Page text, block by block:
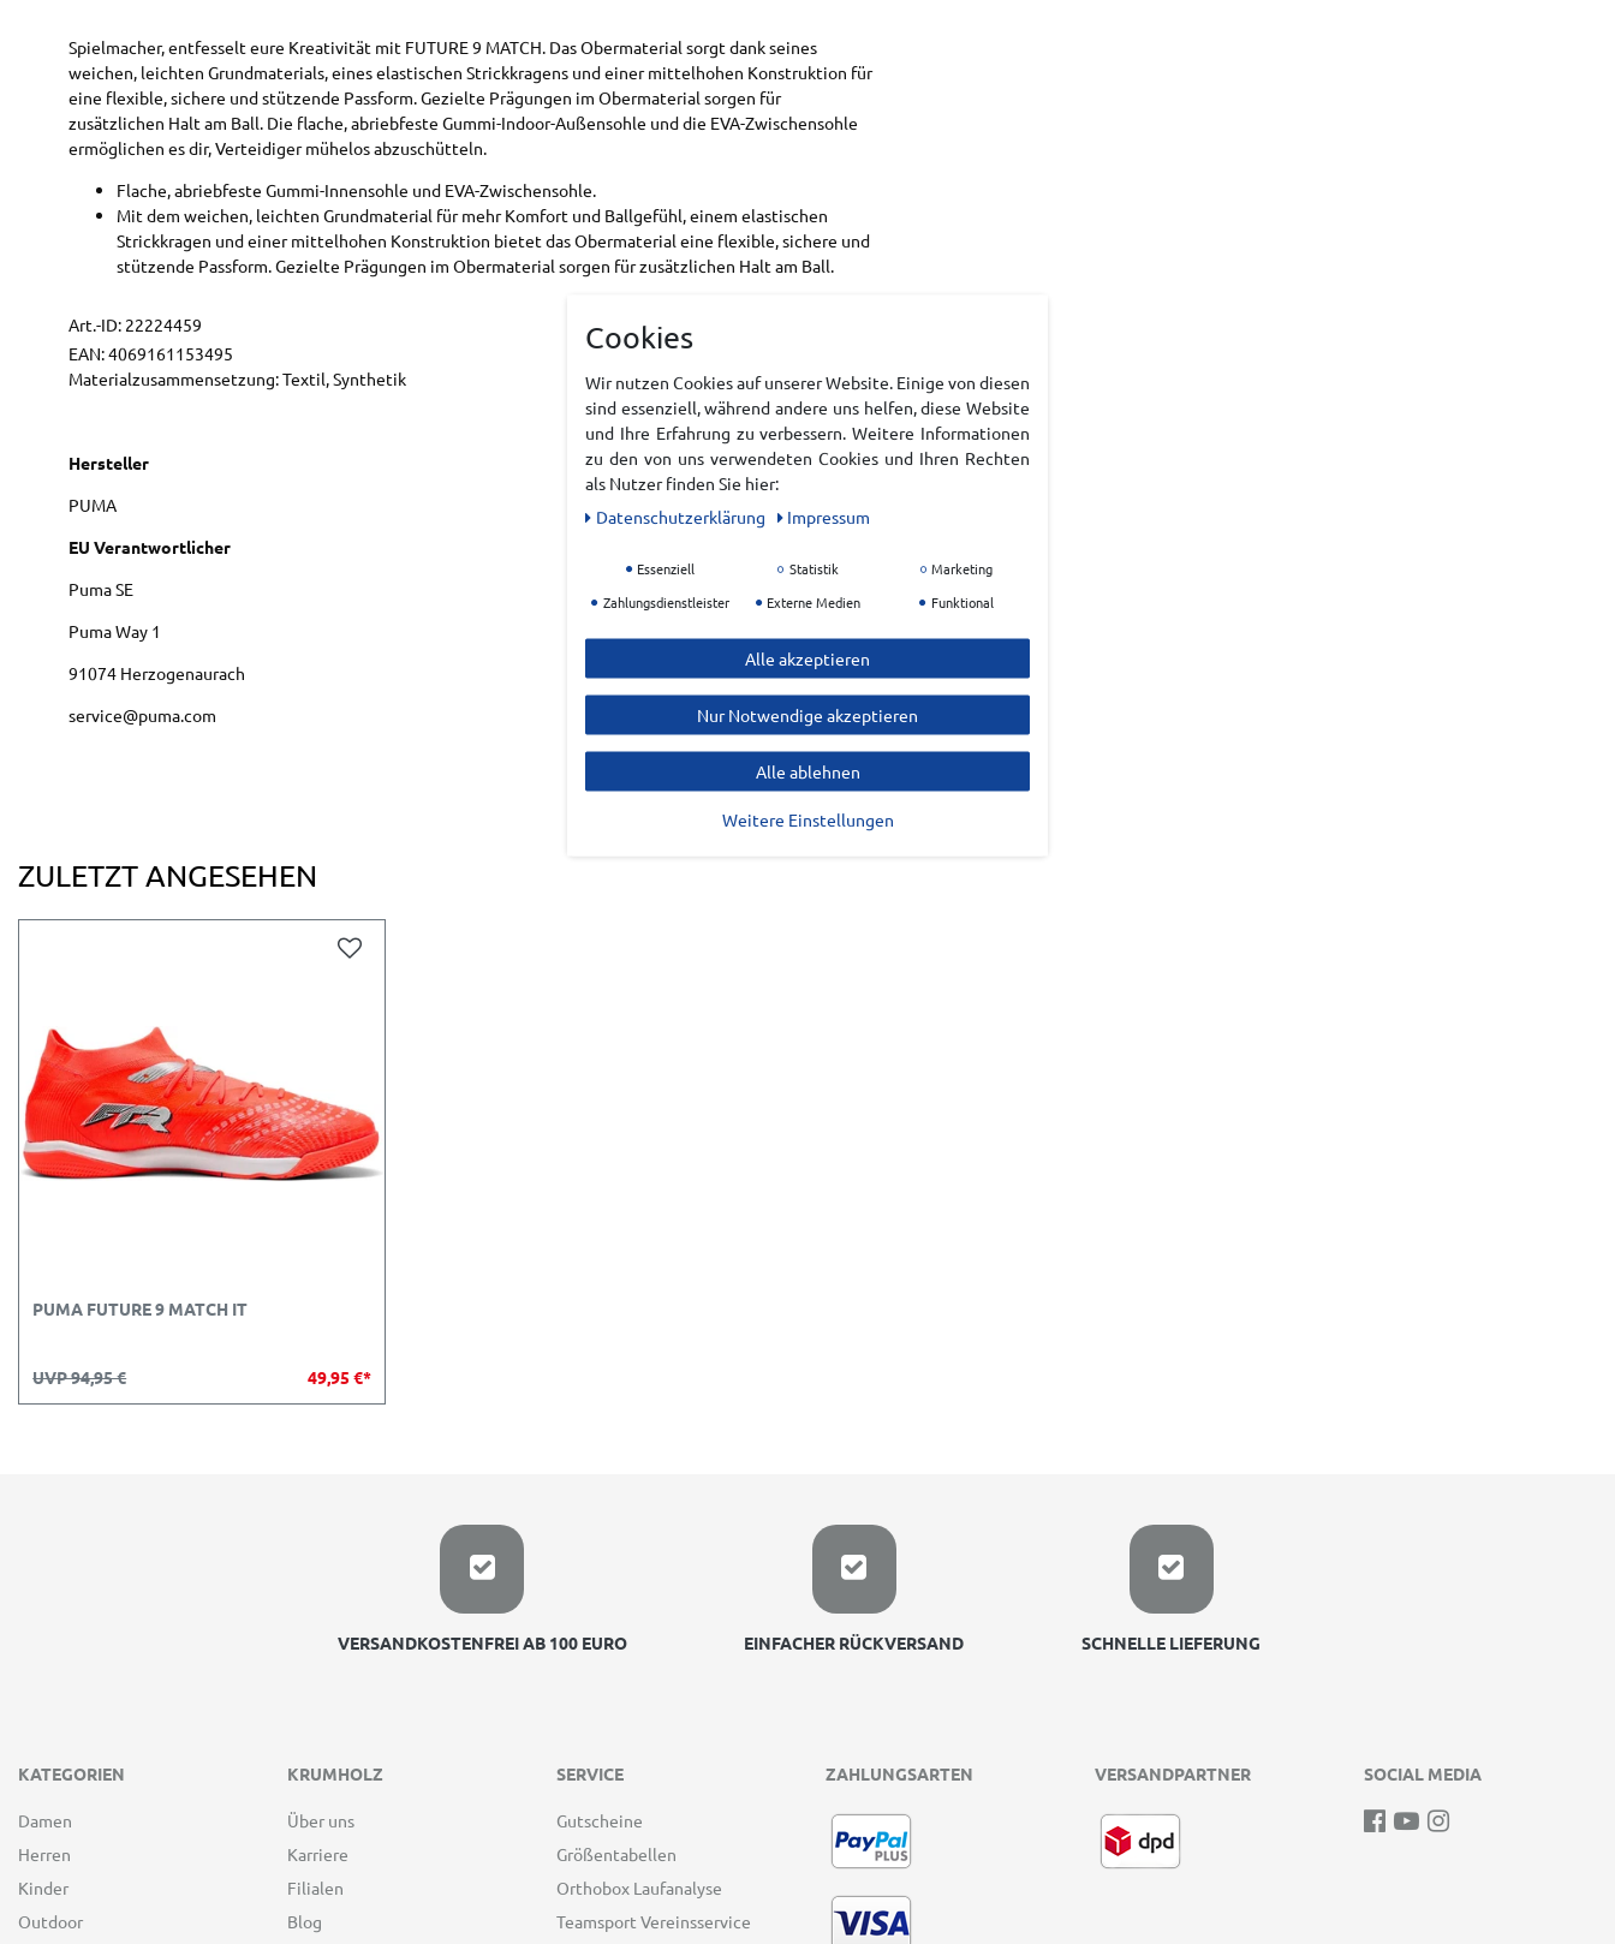
Spielmacher, entfesselt eure Kreativität mit FUTURE 9 MATCH. Das Obermaterial sorgt dank seines
weichen, leichten Grundmaterials, eines elastischen Strickkragens und einer mittelhohen Konstruktion für
eine flexible, sichere und stützende Passform. Gezielte Prägungen im Obermaterial sorgen für
zusätzlichen Halt am Ball. Die flache, abriebfeste Gummi-Indoor-Außensohle und die EVA-Zwischensohle
ermöglichen es dir, Verteidiger mühelos abzuschütteln.
Flache, abriebfeste Gummi-Innensohle und EVA-Zwischensohle.
Mit dem weichen, leichten Grundmaterial für mehr Komfort und Ballgefühl, einem elastischen
Strickkragen und einer mittelhohen Konstruktion bietet das Obermaterial eine flexible, sichere und
stützende Passform. Gezielte Prägungen im Obermaterial sorgen für zusätzlichen Halt am Ball.
Art.-ID: 22224459
EAN:4069161153495
Materialzusammensetzung: Textil, Synthetik
Hersteller
PUMA
EU Verantwortlicher
Puma SE
Puma Way 1
91074 Herzogenaurach
service@puma.com
ZULETZT ANGESEHEN
PUMA FUTURE 9 MATCH IT
UVP 94,95 € 49,95 €*
VERSANDKOSTENFREI AB 100 EURO EINFACHER RÜCKVERSAND SCHNELLE LIEFERUNG
KATEGORIEN
Damen
Herren
Kinder
Outdoor
KRUMHOLZ
Über uns
Karriere
Filialen
Blog
SERVICE
Gutscheine
Größentabellen
Orthobox Laufanalyse
Teamsport Vereinsservice
ZAHLUNGSARTEN VERSANDPARTNER SOCIAL MEDIA
Cookies
Wir nutzen Cookies auf unserer Website. Einige von diesen
sind essenziell, während andere uns helfen, diese Website
und Ihre Erfahrung zu verbessern. Weitere Informationen
zu den von uns verwendeten Cookies und Ihren Rechten
als Nutzer finden Sie hier:
Daten­schutz­erklärung
Impressum
Essenziell Statistik
Marketing
Zahlungsdienstleister
Externe Medien Funktional
Alle akzeptieren
Nur Notwendige akzeptieren
Alle ablehnen
Weitere Einstellungen